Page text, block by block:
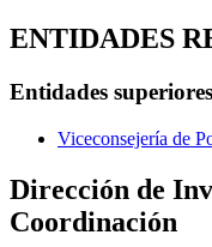
ENTIDADES
Entidades superiores
Viceconsejería de
Dirección de
Coordinación